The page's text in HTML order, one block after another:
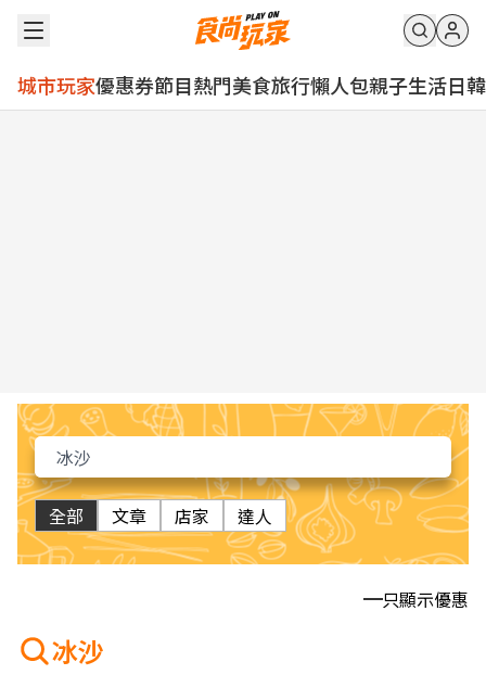
城市玩家優惠券節目熱門美食旅行懶人包親子生活日韓
全部 文章 店家 達人
只顯示優惠
冰沙